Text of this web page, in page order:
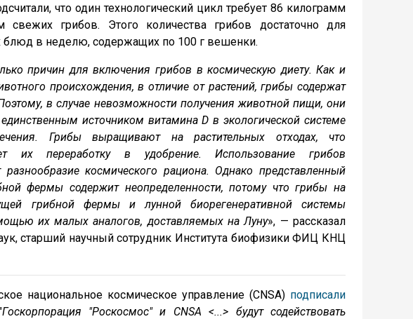
что один технологический цикл требует 86 килограмм
грибов. Этого количества грибов достаточно для
блюд в неделю, содержащих по 100 г вешенки.
причин для включения грибов в космическую диету. Как и
происхождения, в отличие от растений, грибы содержат
в случае невозможности получения животной пищи, они
единственным источником витамина D в экологической системе
Грибы выращивают на растительных отходах, что
их переработку в удобрение. Использование грибов
разнообразие космического рациона. Однако представленный
фермы содержит неопределенности, потому что грибы на
грибной фермы и лунной биорегенеративной системы
их малых аналогов, доставляемых на Луну», — рассказал
старший научный сотрудник Института биофизики ФИЦ КНЦ
национальное космическое управление (CNSA) подписали
Госкорпорация "Роскосмос" и CNSA <...> будут содействовать